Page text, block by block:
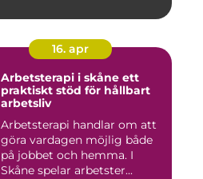
16. apr
Arbetsterapi i skåne ett
praktiskt stöd för hållbart
arbetsliv
Arbetsterapi handlar om att
göra vardagen möjlig både
på jobbet och hemma. I
Skåne spelar arbetster...